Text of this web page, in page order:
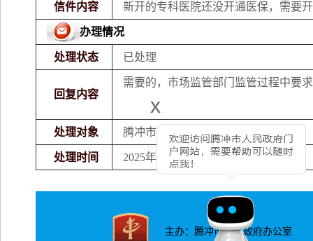
x
信件内容 新开的专科医院还没开通医保，需要
办理情况
处理状态 已处理
回复内容
需要的 ， 市场监管部门监管过程中要求
处理对象 腾冲市市场监督管理局
处理时间 2025年08月12日